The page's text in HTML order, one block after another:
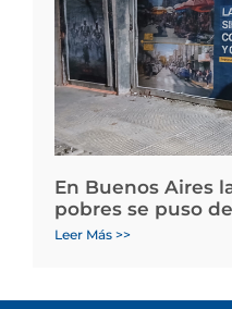
En Buenos Aires
pobres se puso
Leer Más >>